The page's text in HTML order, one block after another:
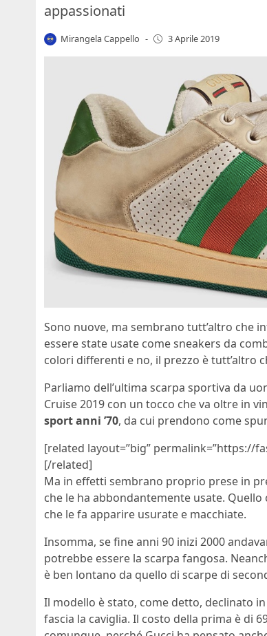
appassionati
Mirangela Cappello - 3 Aprile 2019
Sono nuove, ma sembrano tutt’altro che
essere state usate come sneakers da
colori differenti e no, il prezzo è tutt’altro
Parliamo dell’ultima scarpa sportiva da
Cruise 2019 con un tocco che va oltre in
sport anni ’70, da cui prendono come
[related layout=”big” permalink=”https://
[/related]
Ma in effetti sembrano proprio prese in
che le ha abbondantemente usate.
che le fa apparire usurate e macchiate.
Insomma, se fine anni 90 inizi 2000
potrebbe essere la scarpa fangosa.
è ben lontano da quello di scarpe di
Il modello è stato, come detto, declinato
fascia la caviglia. Il costo della prima è di